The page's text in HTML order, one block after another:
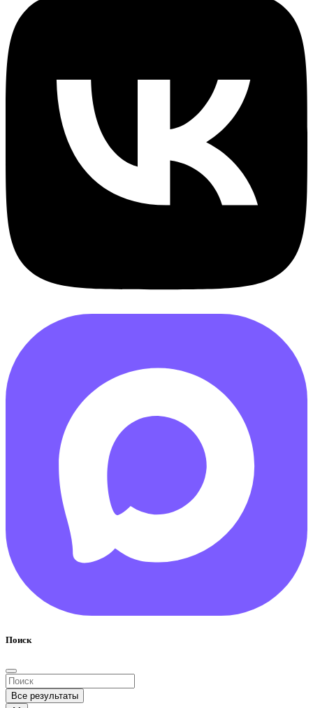
Поиск
Все результаты